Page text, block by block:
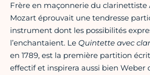
Frère en maçonnerie du clarinettiste
Mozart éprouvait une tendresse
instrument dont les possibilités
l’enchantaient. Le Quintette avec
en 1789, est la première partition
effectif et inspirera aussi bien Weber